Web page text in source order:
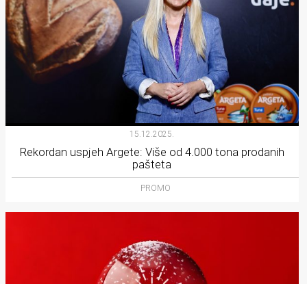
15.12.2025.
Rekordan uspjeh Argete: Više od 4.000 tona prodanih
pašteta
PROMO